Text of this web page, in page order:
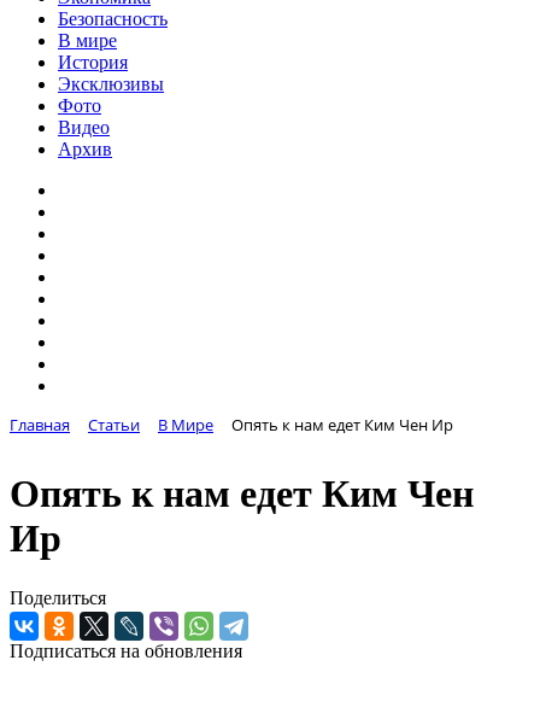
Безопасность
В мире
История
Эксклюзивы
Фото
Видео
Архив
Главная Статьи В Мире Опять к нам едет Ким Чен Ир
Опять к нам едет Ким Чен
Ир
Поделиться
Подписаться на обновления